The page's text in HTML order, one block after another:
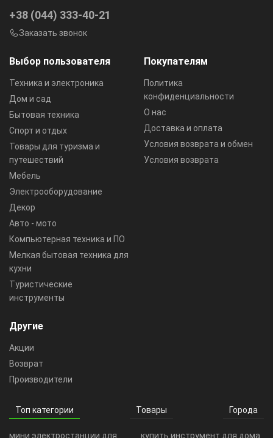
Выбор пользователя
Техника и электроника
Дом и сад
Бытовая техника
Спорт и отдых
Товары для туризма и
путешествий
Мебель
Электрооборудование
Декор
Авто - мото
Компьютерная техника и ПО
Мелкая бытовая техника для
кухни
Туристические
инструменты
Покупателям
Политика
конфиденциальности
О нас
Доставка и оплата
Условия возврата и обмен
Условия возврата
Другие
Акции
Возврат
Производители
+38 (044) 333-40-21
Заказать звонок
Топ категории Товары Города
мини электростанции для купить инструмент для дома